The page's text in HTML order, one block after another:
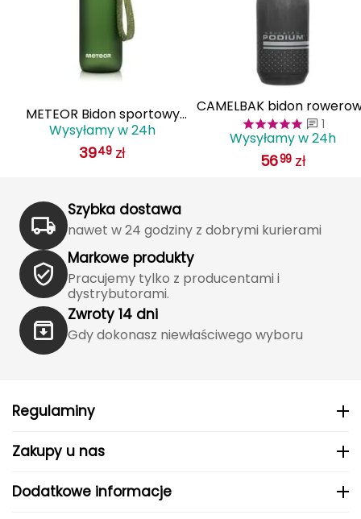
Icestorm
Jetboil
Julbo
K2
KONG
Kari Traa
Karpos
METEOR Bidon sportowy
1000 ml
Wysyłamy w 24h
3949 zł
CAMELBAK bidon
butelka sportowa na
620ml Podium Chill
1
Wysyłamy w 24h
5699 zł
Szybka dostawa
nawet w 24 godziny z dobrymi kurierami
Markowe produkty
Pracujemy tylko z producentami i
dystrybutorami.
Zwroty 14 dni
Gdy dokonasz niewłaściwego wyboru
Regulaminy
Zakupy u nas
Dodatkowe informacje